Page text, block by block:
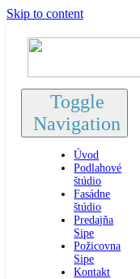
Skip to content
Toggle
Navigation
Úvod
Podlahové
štúdio
Fasádne
štúdio
Predajňa
Sipe
Požicovna
Sipe
Kontakt